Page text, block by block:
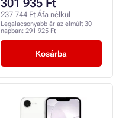
301 935 Ft
237 744 Ft Áfa nélkül
Legalacsonyabb ár az elmúlt 30
napban: 291 925 Ft
Kosárba